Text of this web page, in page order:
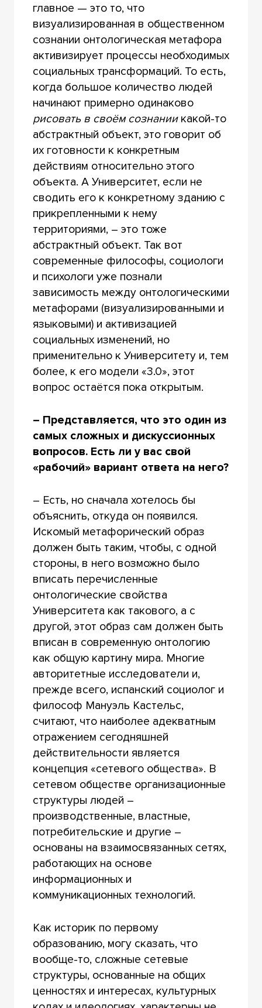
главное — это то, что
визуализированная в общественном
сознании онтологическая метафора
активизирует процессы необходимых
социальных трансформаций. То есть,
когда большое количество людей
начинают примерно одинаково
рисовать в своём сознаниикакой-то
абстрактный объект, это говорит об
их готовности к конкретным
действиям относительно этого
объекта. А Университет, если не
сводить его к конкретному зданию с
прикрепленными к нему
территориями, – это тоже
абстрактный объект. Так вот
современные философы, социологи
и психологи уже познали
зависимость между онтологическими
метафорами (визуализированными и
языковыми) и активизацией
социальных изменений, но
применительно к Университету и, тем
более, к его модели «3.0», этот
вопрос остаётся пока открытым.
– Представляется, что это один из
самых сложных и дискуссионных
вопросов. Есть ли у вас свой
«рабочий» вариант ответа на него?
– Есть, но сначала хотелось бы
объяснить, откуда он появился.
Искомый метафорический образ
должен быть таким, чтобы, с одной
стороны, в него возможно было
вписать перечисленные
онтологические свойства
Университета как такового, а с
другой, этот образ сам должен быть
вписан в современную онтологию
как общую картину мира. Многие
авторитетные исследователи и,
прежде всего, испанский социолог и
философ Мануэль Кастельс,
считают, что наиболее адекватным
отражением сегодняшней
действительности является
концепция «сетевого общества». В
сетевом обществе организационные
структуры людей –
производственные, властные,
потребительские и другие –
основаны на взаимосвязанных сетях,
работающих на основе
информационных и
коммуникационных технологий.
Как историк по первому
образованию, могу сказать, что
вообще-то, сложные сетевые
структуры, основанные на общих
ценностях и интересах, культурных